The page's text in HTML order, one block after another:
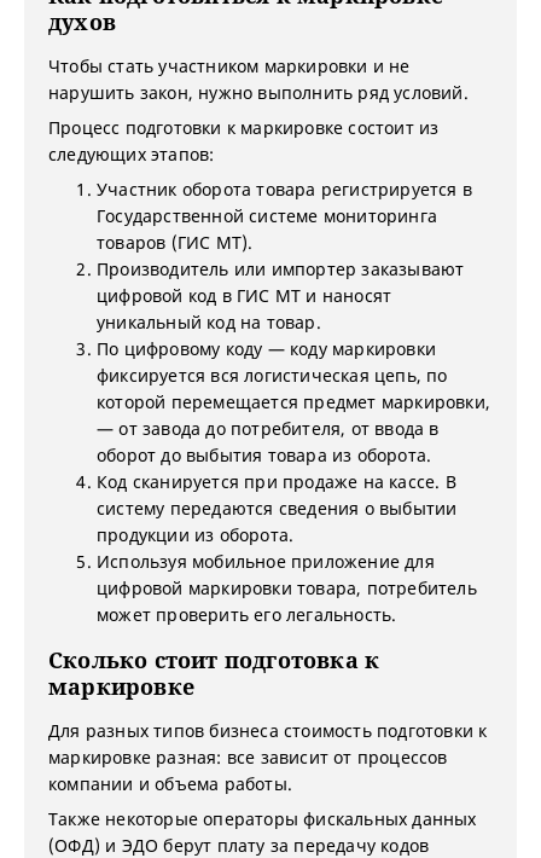
духов
Чтобы стать участником маркировки и не
нарушить закон, нужно выполнить ряд условий.
Процесс подготовки к маркировке состоит из
следующих этапов:
Участник оборота товара регистрируется в
Государственной системе мониторинга
товаров (ГИС МТ).
Производитель или импортер заказывают
цифровой код в ГИС МТ и наносят
уникальный код на товар.
По цифровому коду — коду маркировки
фиксируется вся логистическая цепь, по
которой перемещается предмет маркировки,
— от завода до потребителя, от ввода в
оборот до выбытия товара из оборота.
Код сканируется при продаже на кассе. В
систему передаются сведения о выбытии
продукции из оборота.
Используя мобильное приложение для
цифровой маркировки товара, потребитель
может проверить его легальность.
Сколько стоит подготовка к
маркировке
Для разных типов бизнеса стоимость подготовки к
маркировке разная: все зависит от процессов
компании и объема работы.
Также некоторые операторы фискальных данных
(ОФД) и ЭДО берут плату за передачу кодов